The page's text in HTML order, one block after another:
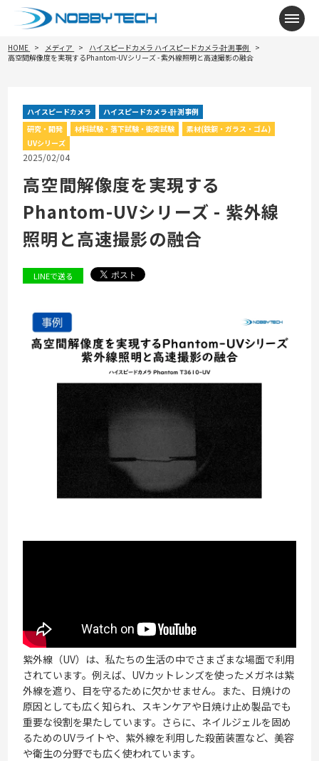
メニ
HOME メディア ハイスピードカメラ ハイスピードカメラ-計測事例
高空間解像度を実現するPhantom-UVシリーズ - 紫外線照明と高速撮影の融合
ハイスピードカメラ
ハイスピードカメラ-計測事例
研究・開発
材料試験・落下試験・衝突試験
素材(鉄鋼・ガラス・ゴム)
UVシリーズ
2025/02/04
高空間解像度を実現する
Phantom-UVシリーズ - 紫外線
照明と高速撮影の融合
LINEで送る
紫外線（UV）は、私たちの生活の中でさまざまな場面で利用
されています。例えば、UVカットレンズを使ったメガネは紫
外線を遮り、目を守るために欠かせません。また、日焼けの
原因としても広く知られ、スキンケアや日焼け止め製品でも
重要な役割を果たしています。さらに、ネイルジェルを固め
るためのUVライトや、紫外線を利用した殺菌装置など、美容
や衛生の分野でも広く使われています。